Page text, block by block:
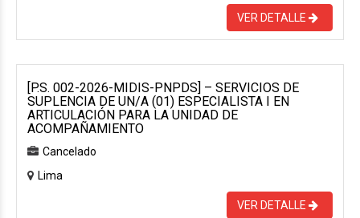
VER DETALLE
[P.S. 002-2026-MIDIS-PNPDS] – SERVICIOS DE
SUPLENCIA DE UN/A (01) ESPECIALISTA I EN
ARTICULACIÓN PARA LA UNIDAD DE
ACOMPAÑAMIENTO
Cancelado
Lima
VER DETALLE